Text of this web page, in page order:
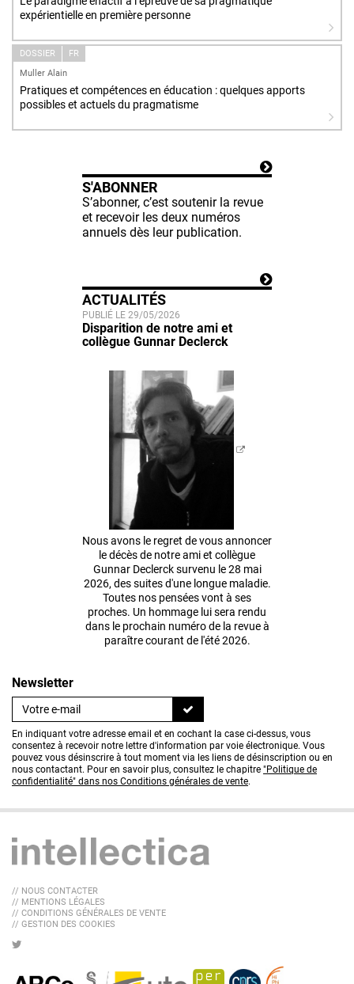
expérientielle en première personne
DOSSIER
FR
Muller Alain
Pratiques et compétences en éducation : quelques apports
possibles et actuels du pragmatisme
S'ABONNER
S’abonner, c’est soutenir la revue
et recevoir les deux numéros
annuels dès leur publication.
ACTUALITÉS
PUBLIÉ LE 29/05/2026
Disparition de notre ami et
collègue Gunnar Declerck
Nous avons le regret de vous annoncer
le décès de notre ami et collègue
Gunnar Declerck survenu le 28 mai
2026, des suites d'une longue maladie.
Toutes nos pensées vont à ses
proches. Un hommage lui sera rendu
dans le prochain numéro de la revue à
paraître courant de l'été 2026.
Newsletter
En indiquant votre adresse email et en cochant la case ci-dessus, vous
consentez à recevoir notre lettre d'information par voie électronique. Vous
pouvez vous désinscrire à tout moment via les liens de désinscription ou en
nous contactant. Pour en savoir plus, consultez le chapitre "Politique de
confidentialité" dans nos Conditions générales de vente.
// NOUS CONTACTER
// MENTIONS LÉGALES
// CONDITIONS GÉNÉRALES DE VENTE
// GESTION DES COOKIES